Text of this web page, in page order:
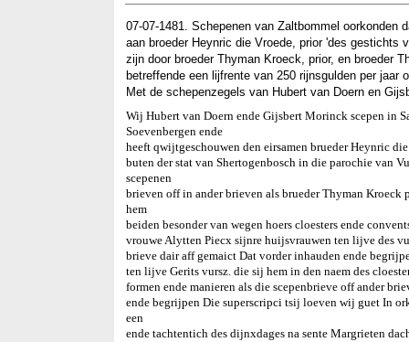
07-07-1481. Schepenen van Zaltbommel oorkonden
aan broeder Heynric die Vroede, prior 'des gestichts
zijn door broeder Thyman Kroeck, prior, en broeder
betreffende een lijfrente van 250 rijnsgulden per jaar
Met de schepenzegels van Hubert van Doern en
Wij Hubert van Doern ende Gijsbert Morinck scepen in
Soevenbergen ende
heeft qwijtgeschouwen den eirsamen brueder Heynric
buten der stat van Shertogenbosch in die parochie van
scepenen
brieven off in ander brieven als brueder Thyman Kroeck
hem
beiden besonder van wegen hoers cloesters ende
vrouwe Alytten Piecx sijnre huijsvrauwen ten lijve des
brieve dair aff gemaict Dat vorder inhauden ende
ten lijve Gerits vursz. die sij hem in den naem des
formen ende manieren als die scepenbrieve off ander
ende begrijpen Die superscripci tsij loeven wij guet In
een
ende tachtentich des dijnxdages na sente Margrieten